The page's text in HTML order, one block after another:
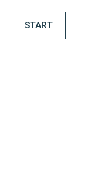
START